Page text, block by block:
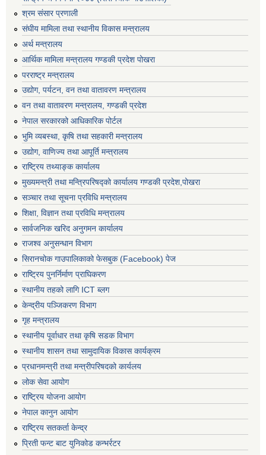
श्रम संसार प्रणाली
संघीय मामिला तथा स्थानीय विकास मन्त्रालय
अर्थ मन्त्रालय
आर्थिक मामिला मन्त्रालय गण्डकी प्रदेश पोखरा
परराष्ट्र मन्त्रालय
उद्योग, पर्यटन, वन तथा वातावरण मन्त्रालय
वन तथा वातावरण मन्त्रालय, गण्डकी प्रदेश
नेपाल सरकारको आधिकारिक पोर्टल
भुमि व्यबस्था, कृषि तथा सहकारी मन्त्रालय
उद्योग, वाणिज्य तथा आपूर्ति मन्त्रालय
राष्ट्रिय तथ्याङ्क कार्यालय
मुख्यमन्त्री तथा मन्त्रिपरिषद्को कार्यालय गण्डकी प्रदेश,पोखरा
सञ्‍चार तथा सूचना प्रविधि मन्त्रालय
शिक्षा, विज्ञान तथा प्रविधि मन्त्रालय
सार्वजनिक खरिद अनुगमन कार्यालय
राजश्व अनुसन्धान विभाग
सिरानचोक गाउपालिकाको फेसबुक (Facebook) पेज
राष्ट्रिय पुनर्निर्माण प्राघिकरण
स्थानीय तहको लागि ICT ब्लग
केन्द्रीय पञ्जिकरण विभाग
गृह मन्त्रालय
स्थानीय पूर्वाधार तथा कृषि सडक विभाग
स्थानीय शासन तथा सामुदायिक विकास कार्यक्रम
प्रधानमन्त्री तथा मन्त्रीपरिषदको कार्यलय
लोक सेवा आयोग
राष्ट्रिय योजना आयोग
नेपाल कानुन आयोग
राष्ट्रिय सतकर्ता केन्द्र
प्रिती फन्ट बाट युनिकोड कन्भर्रटर